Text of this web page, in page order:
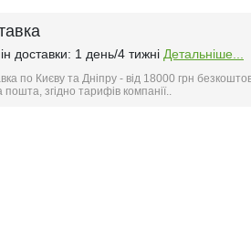
доставки: 1 день/4 тижні Детальніше...
по Києву та Дніпру - від 18000 грн
пошта, згідно тарифів компанії..